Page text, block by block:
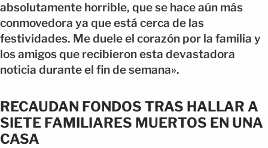
absolutamente horrible, que se hace aún más
conmovedora ya que está cerca de las
festividades. Me duele el corazón por la familia y
los amigos que recibieron esta devastadora
noticia durante el fin de semana».
RECAUDAN FONDOS TRAS HALLAR A
SIETE FAMILIARES MUERTOS EN UNA
CASA